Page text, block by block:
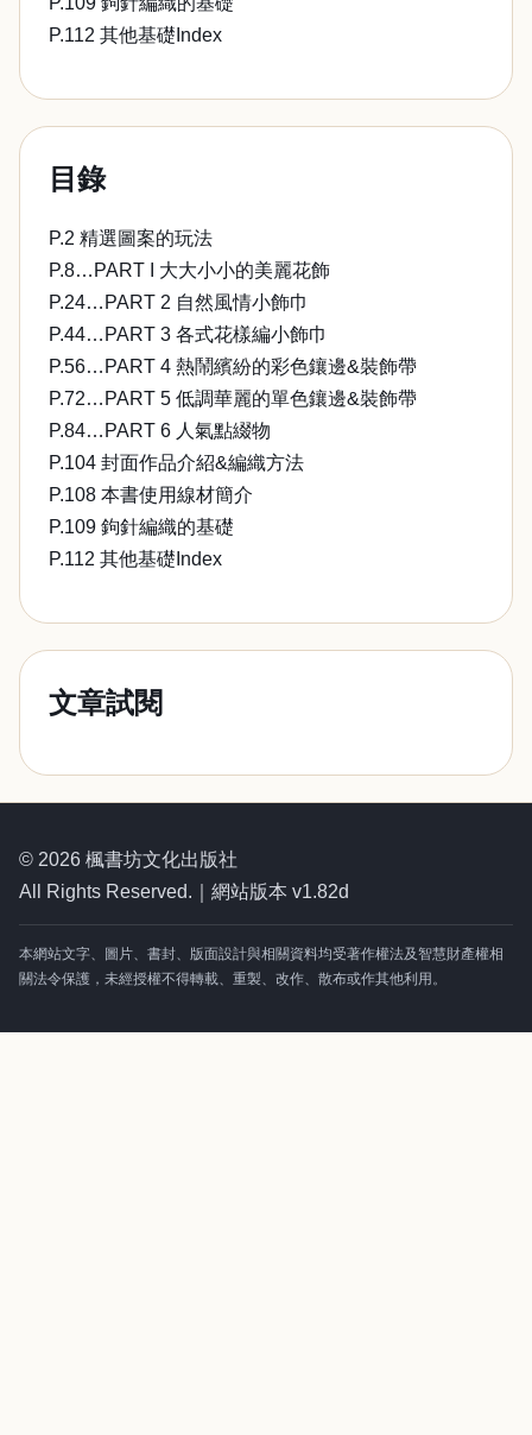
P.112 其他基礎Index
目錄
P.2 精選圖案的玩法
P.8…PART I 大大小小的美麗花飾
P.24…PART 2 自然風情小飾巾
P.44…PART 3 各式花樣編小飾巾
P.56…PART 4 熱鬧繽紛的彩色鑲邊&裝飾帶
P.72…PART 5 低調華麗的單色鑲邊&裝飾帶
P.84…PART 6 人氣點綴物
P.104 封面作品介紹&編織方法
P.108 本書使用線材簡介
P.109 鉤針編織的基礎
P.112 其他基礎Index
文章試閱
© 2026 楓書坊文化出版社
All Rights Reserved.｜網站版本 v1.82d
本網站文字、圖片、書封、版面設計與相關資料均受著作權法及智慧財產權相
關法令保護，未經授權不得轉載、重製、改作、散布或作其他利用。